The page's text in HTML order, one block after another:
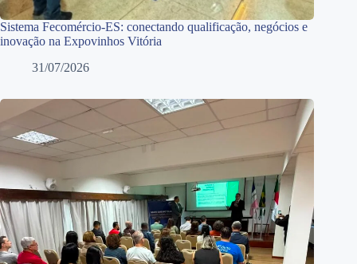
Sistema Fecomércio-ES: conectando qualificação, negócios e
inovação na Expovinhos Vitória
31/07/2026